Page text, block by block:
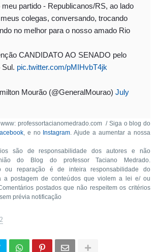
partido - Republicanos/RS, ao lado
colegas, conversando, trocando
no melhor para o nosso amado Rio
CANDIDATO AO SENADO pelo
Sul. pic.twitter.com/pMIHvbT4jk
Mourão (@GeneralMourao) July
professortacianomedrado.com / Siga o blog do
, e no Instagram. Ajude a aumentar a nossa
são de responsabilidade dos autores e não
do Blog do professor Taciano Medrado.
ou reparação é de inteira responsabilidade do
a postagem de conteúdos que violem a lei e/ ou
postados que não respeitem os critérios
prévia notificação